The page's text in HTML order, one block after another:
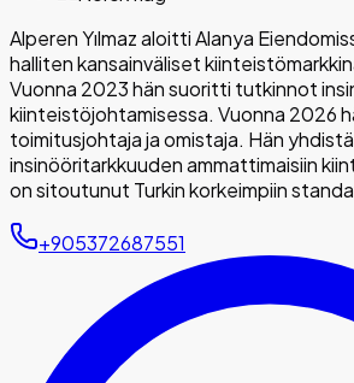
Alperen Yılmaz aloitti Alanya
halliten kansainväliset
Vuonna 2023 hän suoritti tutkinnot
kiinteistöjohtamisessa. Vuonna 2026
toimitusjohtaja ja omistaja. Hän
insinööritarkkuuden ammattimaisiin
on sitoutunut Turkin korkeimpiin
+905372687551